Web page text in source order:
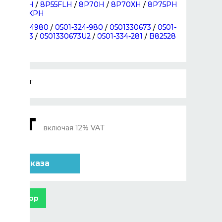
8P55AH / 8P55FLH / 8P70H / 8P70XH / 8P75PH
8P75XPH
0501324980 /0501-324-980 /0501330673 /0501-
330-673 /0501330673U2 /0501-334-281 / B82528
0.263 кг
включая 12% VAT
для заказа